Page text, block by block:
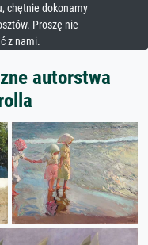
chętnie dokonamy
Proszę nie
z nami.
autorstwa